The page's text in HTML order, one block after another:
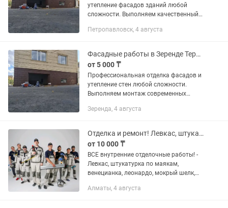
утепление фасадов зданий любой
сложности. Выполняем качественный
систем для частных домов, магазинов,
Монтаж...
Петропавловск, 4 августа
Фасадные работы в Зеренде Термопанели, Травертин, Сайдинг, Утепление
от 5 000 ₸
Профессиональная отделка фасадов и
утепление стен любой сложности.
Выполняем монтаж современных
Работаем с частными домами,
промышленными...
Зеренда, 4 августа
Отделка и ремонт! Левкас, штукатурка и тд...
от 10 000 ₸
ВСЕ внутренние отделочные работы! -
Левкас, штукатурка по маякам,
венецианка, леонардо, мокрый шелк,
ламинат, линолеум, установка дверей,
Алматы, 4 августа